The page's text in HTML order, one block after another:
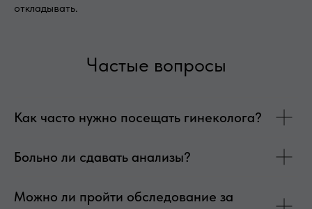
откладывать.
Частые вопросы
Как часто нужно посещать гинеколога?
Больно ли сдавать анализы?
Можно ли пройти обследование за